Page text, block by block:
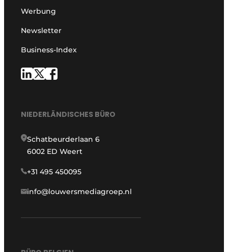
Werbung
Newsletter
Business-Index
NIEDERLÄNDISCHES BÜRO
Schatbeurderlaan 6
6002 ED Weert
+31 495 450095
info@louwersmediagroep.nl